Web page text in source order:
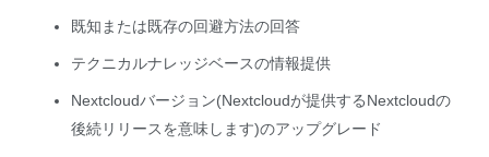
既知または既存の回避方法の回答
テクニカルナレッジベースの情報提供
Nextcloudバージョン(Nextcloudが提供するNextcloudの
後続リリースを意味します)のアップグレード